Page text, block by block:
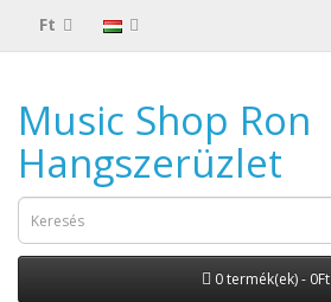
Ft
Music Shop Ron
Hangszerüzlet
0 termék(ek) - 0Ft